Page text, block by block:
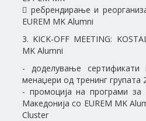
 ребрендирање и
EUREM MK Alumni
3. KICK-OFF MEETING:
MK Alumni
- доделување сертификати
менаџери од тренинг групата
- промоција на програми
Македонија со EUREM MK
Cluster